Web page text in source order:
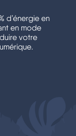
d’énergie en
en mode
votre